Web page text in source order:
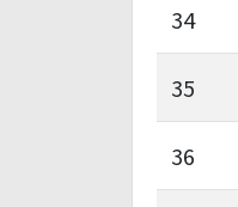
34
35
36